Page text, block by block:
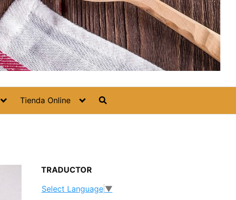
Tienda Online
TRADUCTOR
Select Language ▼